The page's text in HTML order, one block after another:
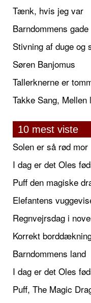
Tænk, hvis jeg var
Barndommens gade
Stivning af duge og
Søren Banjomus
Tallerknerne er
Takke Sang, Mellen
10 mest viste
Solen er så rød mor
I dag er det Oles
Puff den magiske
Elefantens
Regnvejrsdag i
Korrekt
Barndommens land
I dag er det Oles
Puff, The Magic